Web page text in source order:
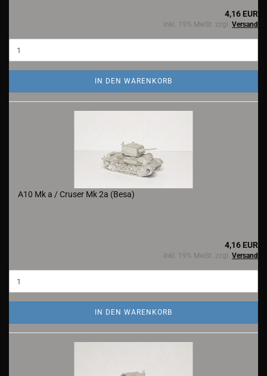
4,16 EUR
inkl. 19% MwSt. zzgl. Versand
IN DEN WARENKORB
A10 Mk a / Cruser Mk 2a (Besa)
4,16 EUR
inkl. 19% MwSt. zzgl. Versand
IN DEN WARENKORB